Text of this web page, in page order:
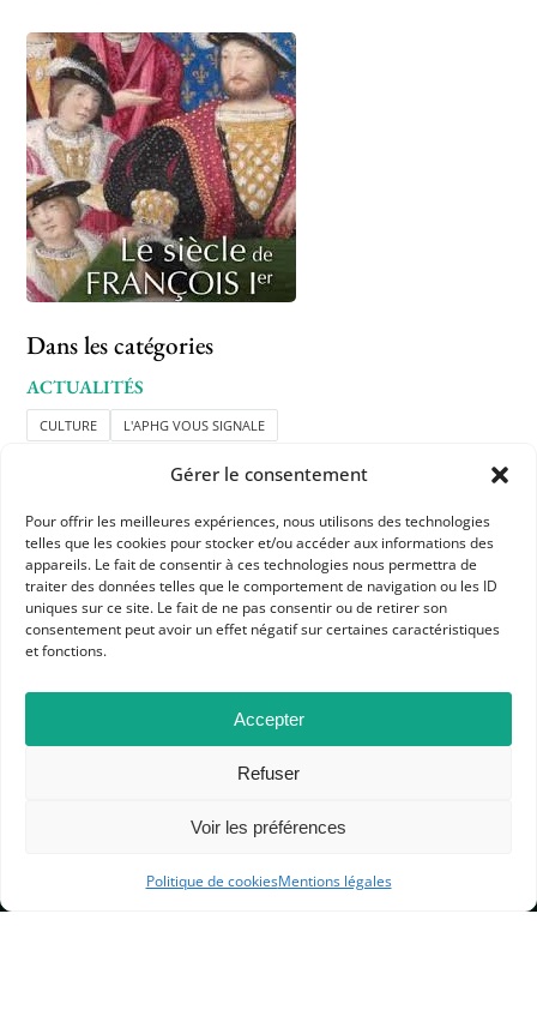
Gérer le consentement
Pour offrir les meilleures expériences, nous utilisons des technologies
telles que les cookies pour stocker et/ou accéder aux informations des
appareils. Le fait de consentir à ces technologies nous permettra de
traiter des données telles que le comportement de navigation ou les ID
uniques sur ce site. Le fait de ne pas consentir ou de retirer son
consentement peut avoir un effet négatif sur certaines caractéristiques
et fonctions.
Accepter
Refuser
Voir les préférences
Politique de cookiesMentions légales
Dans les catégories
ACTUALITÉS
CULTURE L'APHG VOUS SIGNALE
+ 33 0(1) 42 33 62 37
BP 6541 – 75065 Paris Cedex 02
CONTACTEZ-NOUS